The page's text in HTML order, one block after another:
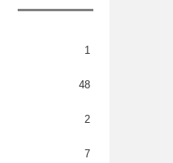
1
48
2
7